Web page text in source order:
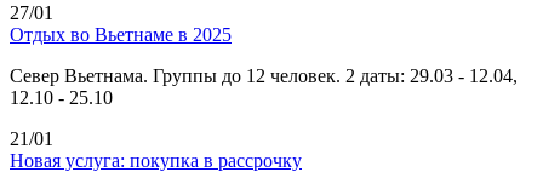
27/01
Отдых во Вьетнаме в 2025
Север Вьетнама. Группы до 12 человек. 2 даты: 29.03 - 12.04,
12.10 - 25.10
21/01
Новая услуга: покупка в рассрочку